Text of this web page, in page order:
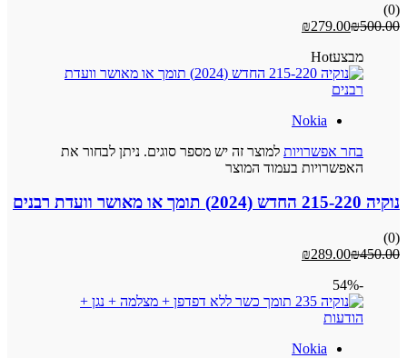
(0)
₪500.00
₪279.00
מבצעHot
Nokia
בחר אפשרויות למוצר זה יש מספר סוגים. ניתן לבחור את
האפשרויות בעמוד המוצר
נוקיה 215-220 החדש (2024) תומך או מאושר וועדת רבנים
(0)
₪450.00
₪289.00
-54%
Nokia